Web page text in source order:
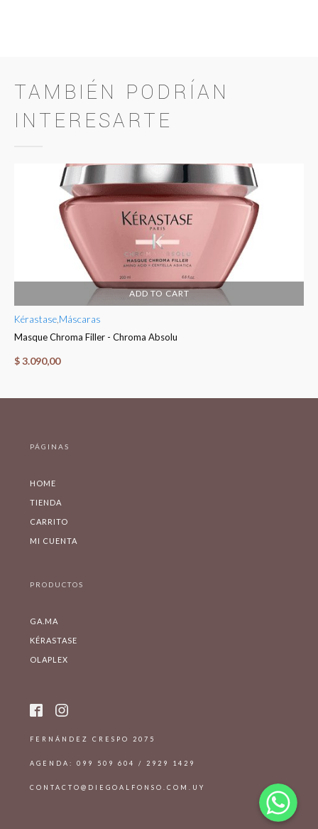
TAMBIÉN PODRÍAN
INTERESARTE
ADD TO CART
Kérastase Máscaras
Masque Chroma Filler - Chroma Absolu
$3.090,00
PÁGINAS
HOME
TIENDA
CARRITO
MI CUENTA
PRODUCTOS
GA.MA
KÉRASTASE
OLAPLEX
FERNÁNDEZ CRESPO 2075
AGENDA: 099 509 604 / 2929 1429
CONTACTO@DIEGOALFONSO.COM.UY WhatsApp
WhatsApp